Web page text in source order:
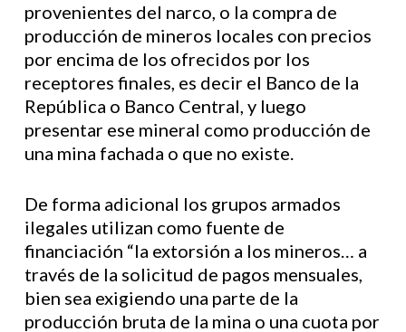
provenientes del narco, o la compra de
producción de mineros locales con precios
por encima de los ofrecidos por los
receptores finales, es decir el Banco de la
República o Banco Central, y luego
presentar ese mineral como producción de
una mina fachada o que no existe.
De forma adicional los grupos armados
ilegales utilizan como fuente de
financiación “la extorsión a los mineros… a
través de la solicitud de pagos mensuales,
bien sea exigiendo una parte de la
producción bruta de la mina o una cuota por